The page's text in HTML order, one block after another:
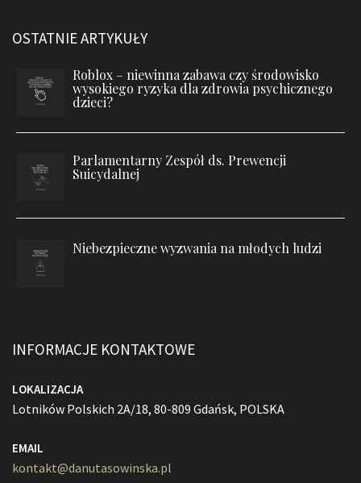
OSTATNIE ARTYKUŁY
Roblox – niewinna zabawa czy środowisko
wysokiego ryzyka dla zdrowia psychicznego
dzieci?
Parlamentarny Zespół ds. Prewencji
Suicydalnej
Niebezpieczne wyzwania na młodych ludzi
INFORMACJE KONTAKTOWE
LOKALIZACJA
Lotników Polskich 2A/18, 80-809 Gdańsk, POLSKA
EMAIL
kontakt@danutasowinska.pl